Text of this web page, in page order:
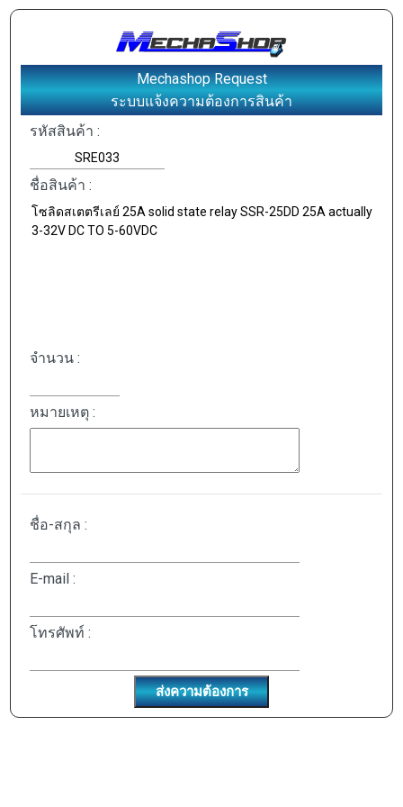
Mechashop Request
ระบบแจ้งความต้องการสินค้า
รหัสสินค้า :
ชื่อสินค้า :
จำนวน :
หมายเหตุ :
ชื่อ-สกุล :
E-mail :
โทรศัพท์ :